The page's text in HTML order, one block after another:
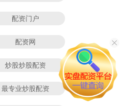
配资门户
配资网
炒股炒股配资
最专业炒股配资